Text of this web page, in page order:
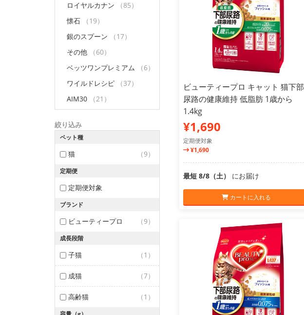
ロイヤルカナン
（85）
懐石
（19）
銀のスプーン
（17）
その他
（60）
ベッツワンプレミアム
（6）
ワイルドレシピ
（37）
AIM30
（21）
絞り込み
ペット種
猫 （9）
定期便
定期便対象
ブランド
ビューティープロ （9）
成長段階
子猫 （1）
成猫 （7）
高齢猫 （1）
ビューティープロ キャット 猫下部
尿路の健康維持 低脂肪 1歳から
1.4kg
¥1,690
定期便対象
¥1,690
最短 8/8（土） にお届け
カートに入れる